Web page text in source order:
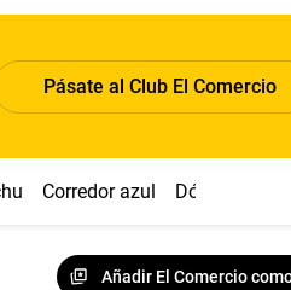
Pásate al Club El Comercio
Corredor azul Dólar
Añadir El Comercio